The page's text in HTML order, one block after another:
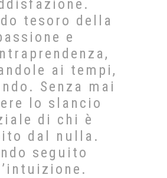
tesoro della
e
ai tempi,
Senza mai
lo slancio
di chi è
dal nulla.
seguito